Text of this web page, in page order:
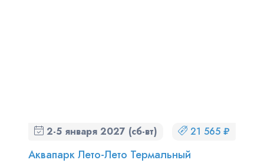
2-5 января 2027 (сб-вт) 21 565 ₽
Аквапарк Лето-Лето Термальный